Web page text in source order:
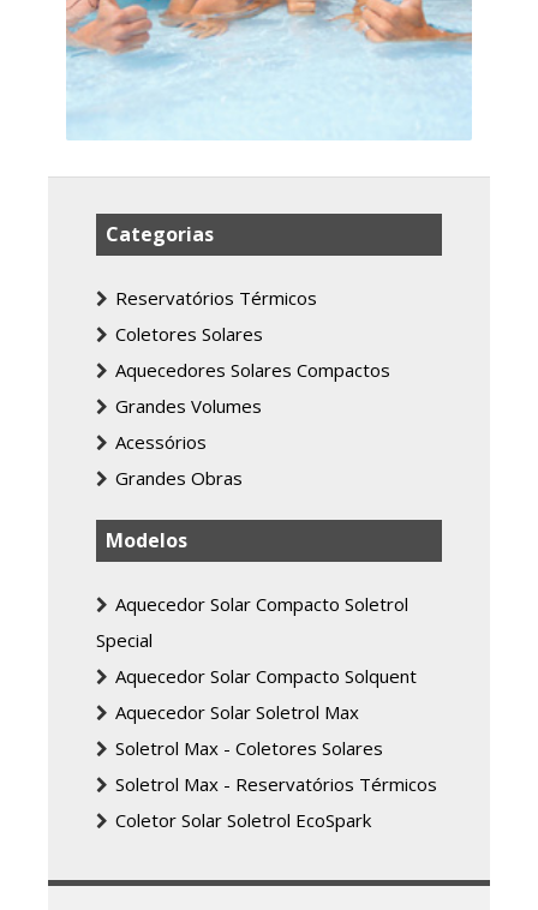
Categorias
Reservatórios Térmicos
Coletores Solares
Aquecedores Solares Compactos
Grandes Volumes
Acessórios
Grandes Obras
Modelos
Aquecedor Solar Compacto Soletrol
Special
Aquecedor Solar Compacto Solquent
Aquecedor Solar Soletrol Max
Soletrol Max - Coletores Solares
Soletrol Max - Reservatórios Térmicos
Coletor Solar Soletrol EcoSpark